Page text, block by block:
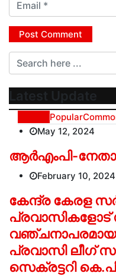
Latest Update
Popular
May 12, 2024
ആർഎംപി-
February 10, 2024
കേന്ദ്ര കേരള
പ്രവാസികളോട്
വഞ്ചനാപരമായ
പ്രവാസി ലീഗ്
സെക്രട്ടറി